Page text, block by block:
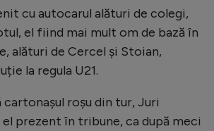
cu autocarul alături de colegi,
el fiind mai mult om de bază în
alături de Cercel și Stoian,
la regula U21.
cartonașul roșu din tur, Juri
prezent în tribune, ca după meci